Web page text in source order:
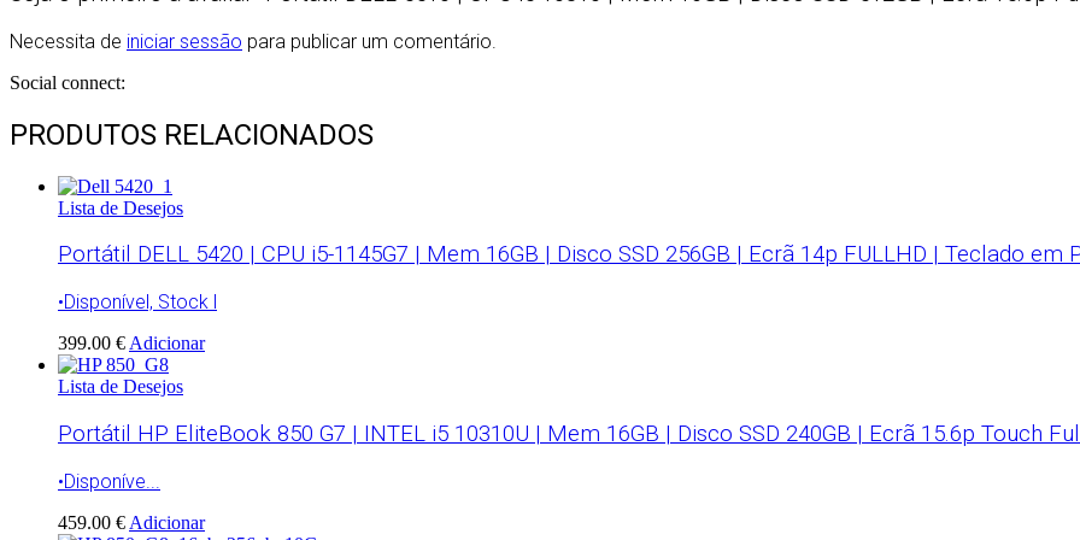
Necessita de iniciar sessão para publicar um comentário.
Social connect:
PRODUTOS RELACIONADOS
Lista de Desejos
Portátil DELL 5420 | CPU i5-1145G7 | Mem 16GB | Disco SSD 256GB | Ecrã 14p FULLHD | Teclado em
•Disponível, Stock l
399.00 € Adicionar
Lista de Desejos
Portátil HP EliteBook 850 G7 | INTEL i5 10310U | Mem 16GB | Disco SSD 240GB | Ecrã 15.6p Touch
•Disponíve...
459.00 € Adicionar